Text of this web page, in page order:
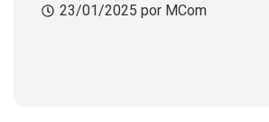
23/01/2025 por MCom